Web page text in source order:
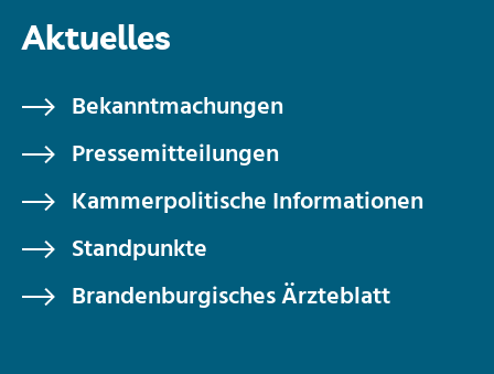
Aktuelles
Bekanntmachungen
Pressemitteilungen
Kammerpolitische Informationen
Standpunkte
Brandenburgisches Ärzteblatt